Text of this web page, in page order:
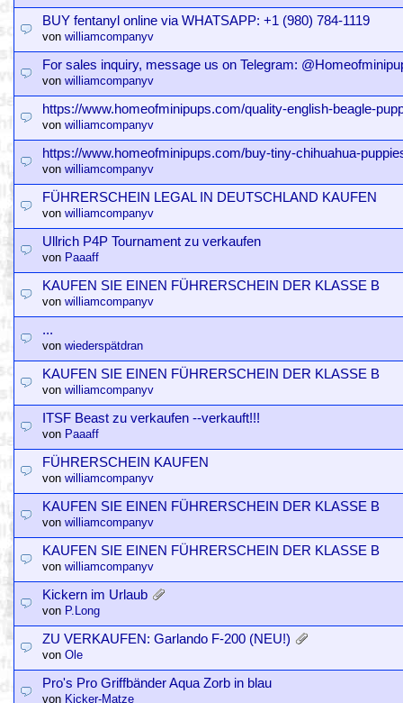
BUY fentanyl online via WHATSAPP: +1 (980) 784-1119
von williamcompanyv
For sales inquiry, message us on Telegram:
von williamcompanyv
https://www.homeofminipups.com/quality-english-beagle-
von williamcompanyv
https://www.homeofminipups.com/buy-tiny-chihuahua-
von williamcompanyv
FÜHRERSCHEIN LEGAL IN DEUTSCHLAND KAUFEN
von williamcompanyv
Ullrich P4P Tournament zu verkaufen
von Paaaff
KAUFEN SIE EINEN FÜHRERSCHEIN DER KLASSE B
von williamcompanyv
...
von wiederspätdran
KAUFEN SIE EINEN FÜHRERSCHEIN DER KLASSE B
von williamcompanyv
ITSF Beast zu verkaufen --verkauft!!!
von Paaaff
FÜHRERSCHEIN KAUFEN
von williamcompanyv
KAUFEN SIE EINEN FÜHRERSCHEIN DER KLASSE B
von williamcompanyv
KAUFEN SIE EINEN FÜHRERSCHEIN DER KLASSE B
von williamcompanyv
Kickern im Urlaub
von P.Long
ZU VERKAUFEN: Garlando F-200 (NEU!)
von Ole
Pro's Pro Griffbänder Aqua Zorb in blau
von Kicker-Matze